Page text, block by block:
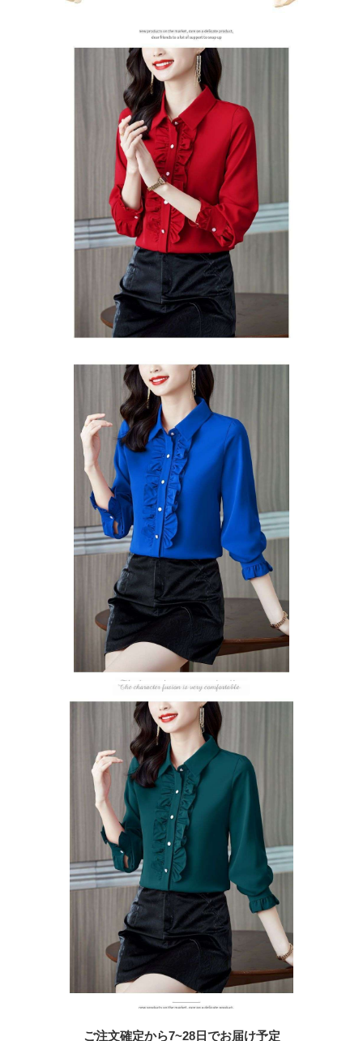
ご注文確定から7~28日でお届け予定